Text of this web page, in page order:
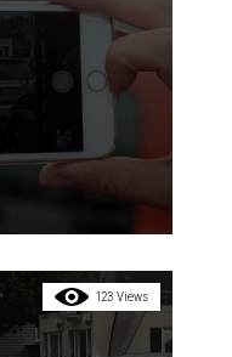
123 Views